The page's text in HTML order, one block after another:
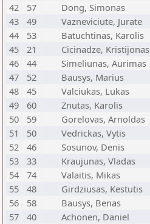
42
57 Dong, Simonas
43
49 Vazneviciute, Jurate
44
53 Batuchtinas, Karolis
45
21 Cicinadze, Kristijonas
46
44 Simeliunas, Aurimas
47
52 Bausys, Marius
48
45 Valciukas, Lukas
49
60 Znutas, Karolis
50
59 Gorelovas, Arnoldas
51
50 Vedrickas, Vytis
52
46 Sosunov, Denis
53
33 Kraujunas, Vladas
54
74 Valaitis, Mikas
55
48 Girdziusas, Kestutis
56
58 Bausys, Benas
57
40 Achonen, Daniel